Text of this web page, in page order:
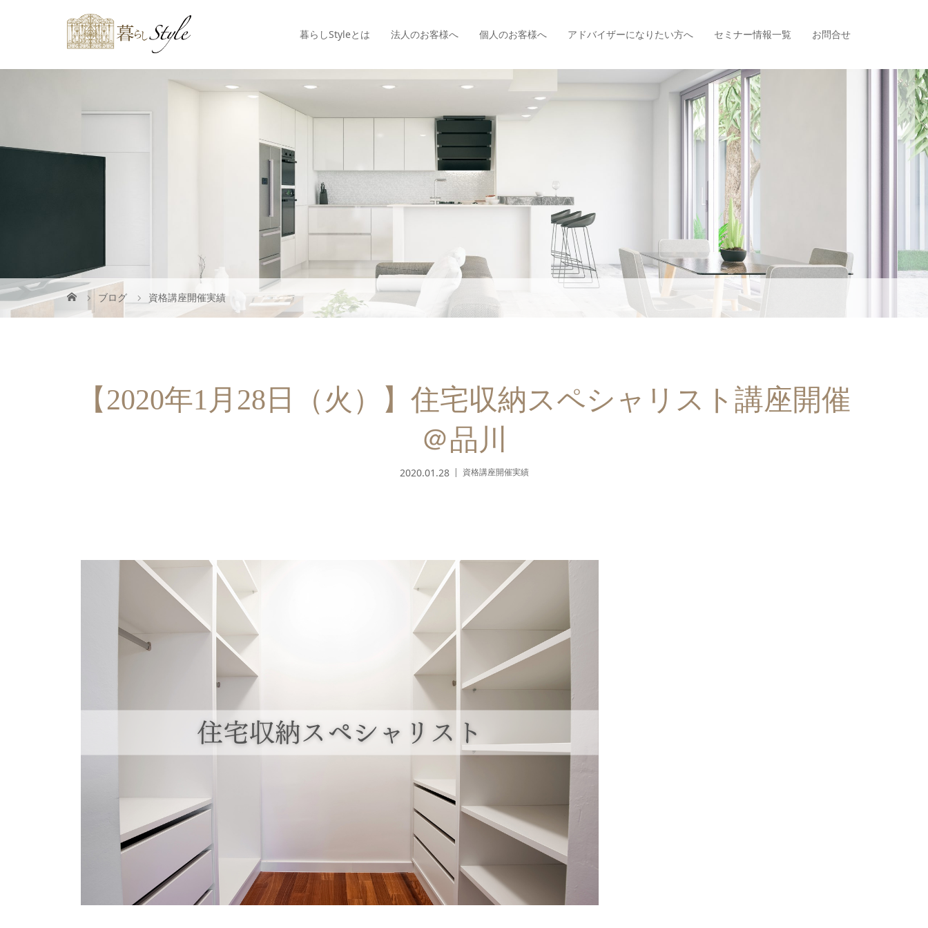
暮らしStyleとは 法人のお客様へ 個人のお客様へ アドバイザーになりたい方へ セミナー情報一覧 お問合せ
ブログ 資格講座開催実績
【2020年1月28日（火）】住宅収納スペシャリスト講座開催
＠品川
2020.01.28 資格講座開催実績